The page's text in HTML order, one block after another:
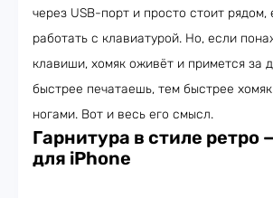
через USB-порт и просто стоит рядом,
работать с клавиатурой. Но, если
клавиши, хомяк оживёт и примется за
быстрее печатаешь, тем быстрее
ногами. Вот и весь его смысл.
Гарнитура в стиле ретро
для iPhone